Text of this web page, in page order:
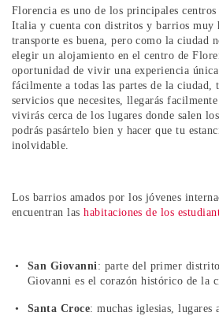
Florencia es uno de los principales
Italia y cuenta con distritos y barrios muy
transporte es buena, pero como la ciudad
elegir un alojamiento en el centro de
oportunidad de vivir una experiencia
fácilmente a todas las partes de la ciudad,
servicios que necesites, llegarás
vivirás cerca de los lugares donde salen
podrás pasártelo bien y hacer que tu
inolvidable.
Los barrios amados por los jóvenes
encuentran lashabitaciones de los
San Giovanni : parte del primer
Giovanni es el corazón histórico de la
Santa Croce: muchas iglesias,